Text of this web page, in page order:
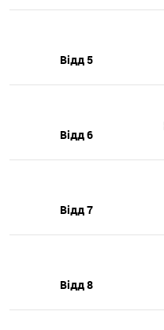
Відд 5
Відд 6
Відд 7
Відд 8